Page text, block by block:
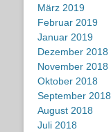
März 2019
Februar 2019
Januar 2019
Dezember 2018
November 2018
Oktober 2018
September 2018
August 2018
Juli 2018